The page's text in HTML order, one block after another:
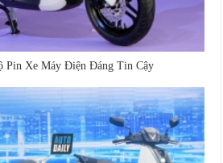
Pin Xe Máy Điện Đáng Tin Cậy